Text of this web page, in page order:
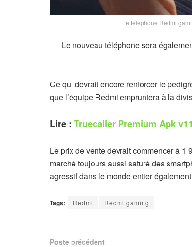
Le téléphone Redmi
Le nouveau téléphone sera
Ce qui devrait encore renforcer le
que l’équipe Redmi empruntera à la
Lire : Truecaller Premium Apk
Le prix de vente devrait commencer à 1
marché toujours aussi saturé des
agressif dans le monde entier également.
Tags: Redmi Redmi gaming
Poste précédent